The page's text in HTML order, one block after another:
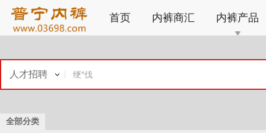
首页 内裤商汇 内裤产品
人才招聘
全部分类